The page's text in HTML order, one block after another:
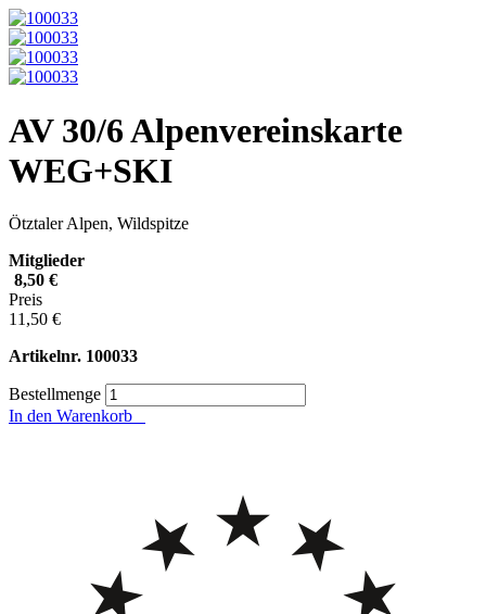
AV 30/6 Alpenvereinskarte
WEG+SKI
Ötztaler Alpen, Wildspitze
Mitglieder
8,50 €
Preis
11,50 €
Artikelnr. 100033
Bestellmenge
In den Warenkorb